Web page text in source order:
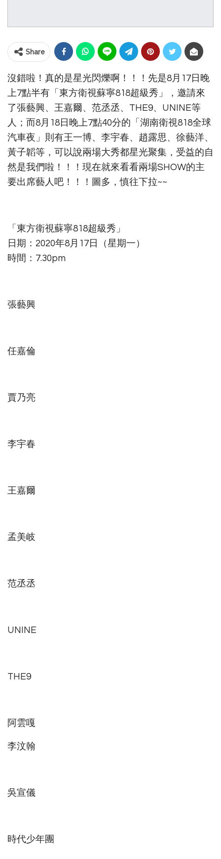
Share
沒錯啦！真的是星光閃爍啊！！！先是8月17日晚
上7點半有「東方衛視蘇寧818超級秀」，邀請來
了張藝興、王嘉爾、范丞丞、THE9、UNINE等
人；而8月18日晚上7點40分的「湖南衛視818全球
汽車夜」則有王一博、李宇春、趙露思、徐藝洋、
黃子韜等，可以說兩場大秀都星光聚集，受益的自
然是我們啦！！！現在就來看看兩場SHOW的主
要出席藝人吧！！！圖多，慎往下拉~~
「東方衛視蘇寧818超級秀」
日期：2020年8月17日（星期一）
時間：7.30pm
張藝興
任嘉倫
賈乃亮
李宇春
王嘉爾
孟美岐
范丞丞
UNINE
THE9
阿雲嘎
李汶翰
吳宣儀
時代少年團